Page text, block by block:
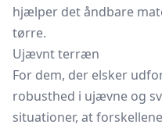
hjælper det åndbare
tørre.
Ujævnt terræn
For dem, der elsker
robusthed i ujævne og
situationer, at